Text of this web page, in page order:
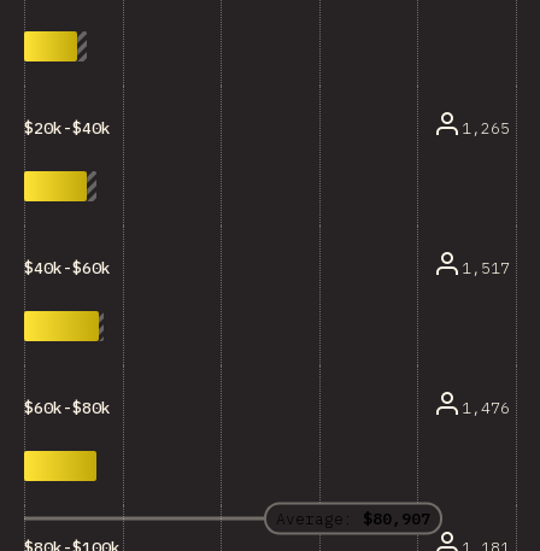
Average: $80,907
$20k-$40k 1,265
$40k-$60k 1,517
$60k-$80k 1,476